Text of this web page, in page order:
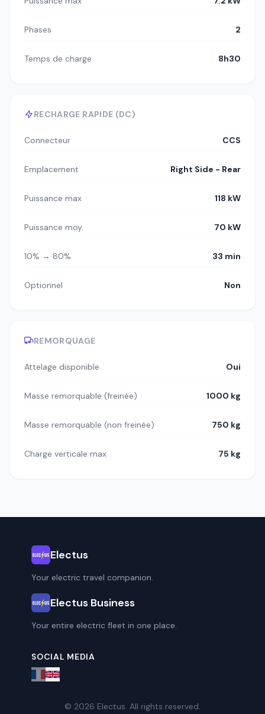
Phases 2
Temps de charge 8h30
RECHARGE RAPIDE (DC)
Connecteur CCS
Emplacement Right Side - Rear
Puissance max 118 kW
Puissance moy. 70 kW
10% → 80% 33 min
Optionnel Non
REMORQUAGE
Attelage disponible Oui
Masse remorquable (freinée) 1000 kg
Masse remorquable (non freinée) 750 kg
Charge verticale max 75 kg
Electus
Your electric travel companion.
Electus Business
Your entire electric fleet in one place.
SOCIAL MEDIA
© 2026 Electus. All rights reserved.